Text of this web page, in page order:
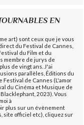
EN
art) sont ceux que je vous
du Festival de Cannes,
du Film et du
membre de jurys de
de vingt ans. J'ai
parallèles, Éditions du
Festival de Cannes (L'amor
du Cinéma et Musique de
2023). Vous
à
plus sur un évènement
site officiel etc), cliquez sur